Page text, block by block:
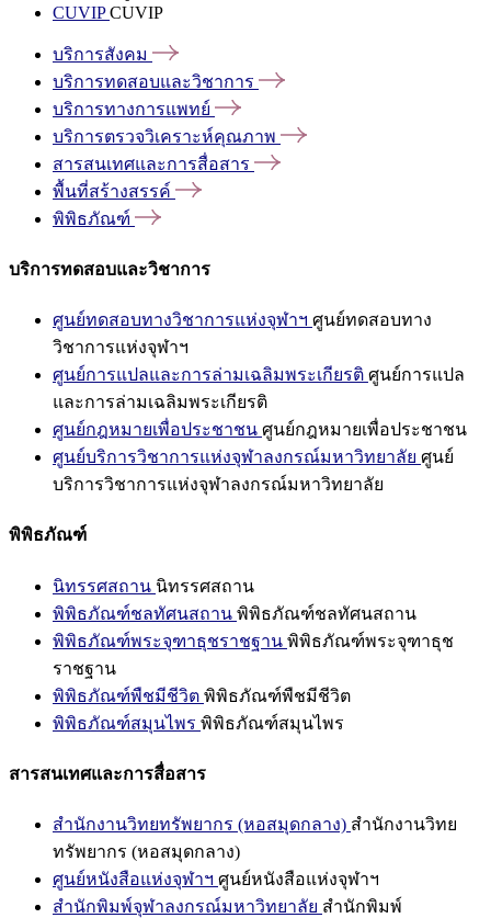
CUVIPCUVIP
บริการสังคม
บริการทดสอบและวิชาการ
บริการทางการแพทย์
บริการตรวจวิเคราะห์คุณภาพ
สารสนเทศและการสื่อสาร
พื้นที่สร้างสรรค์
พิพิธภัณฑ์
บริการทดสอบและวิชาการ
ศูนย์ทดสอบทางวิชาการแห่งจุฬาฯ ศูนย์ทดสอบทาง
วิชาการแห่งจุฬาฯ
ศูนย์การแปลและการล่ามเฉลิมพระเกียรติ ศูนย์การแปล
และการล่ามเฉลิมพระเกียรติ
ศูนย์กฎหมายเพื่อประชาชน ศูนย์กฎหมายเพื่อประชาชน
ศูนย์บริการวิชาการแห่งจุฬาลงกรณ์มหาวิทยาลัย ศูนย์
บริการวิชาการแห่งจุฬาลงกรณ์มหาวิทยาลัย
พิพิธภัณฑ์
นิทรรศสถาน นิทรรศสถาน
พิพิธภัณฑ์ชลทัศนสถาน พิพิธภัณฑ์ชลทัศนสถาน
พิพิธภัณฑ์พระจุฑาธุชราชฐาน พิพิธภัณฑ์พระจุฑาธุช
ราชฐาน
พิพิธภัณฑ์พืชมีชีวิต พิพิธภัณฑ์พืชมีชีวิต
พิพิธภัณฑ์สมุนไพร พิพิธภัณฑ์สมุนไพร
สารสนเทศและการสื่อสาร
สำนักงานวิทยทรัพยากร (หอสมุดกลาง) สำนักงานวิทย
ทรัพยากร (หอสมุดกลาง)
ศูนย์หนังสือแห่งจุฬาฯ ศูนย์หนังสือแห่งจุฬาฯ
สำนักพิมพ์จุฬาลงกรณ์มหาวิทยาลัย สำนักพิมพ์